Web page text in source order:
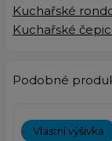
Kuchařské
Kuchařské
Podobné
Vlastní výšivka